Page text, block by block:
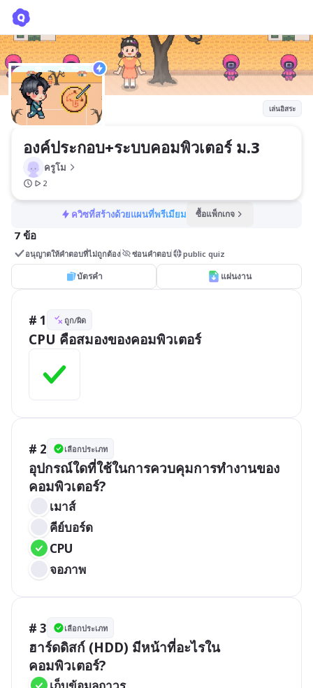
เล่นอิสระ
องค์ประกอบ+ระบบคอมพิวเตอร์ ม.3
ครูโม
2
ควิซที่สร้างด้วยแผนที่พรีเมียม ซื้อแพ็กเกจ
7 ข้อ
อนุญาตให้คำตอบที่ไม่ถูกต้อง ซ่อนคำตอบ public quiz
บัตรคำ แผ่นงาน
# 1 ถูก/ผิด
CPU คือสมองของคอมพิวเตอร์
# 2 เลือกประเภท
อุปกรณ์ใดที่ใช้ในการควบคุมการทำงานของ
คอมพิวเตอร์?
เมาส์
คีย์บอร์ด
CPU
จอภาพ
# 3 เลือกประเภท
ฮาร์ดดิสก์ (HDD) มีหน้าที่อะไรใน
คอมพิวเตอร์?